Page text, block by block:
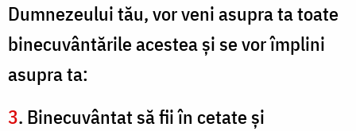
Dumnezeului tău, vor veni asupra ta toate
binecuvântările acestea şi se vor împlini
asupra ta:
3. Binecuvântat să fii în cetate şi